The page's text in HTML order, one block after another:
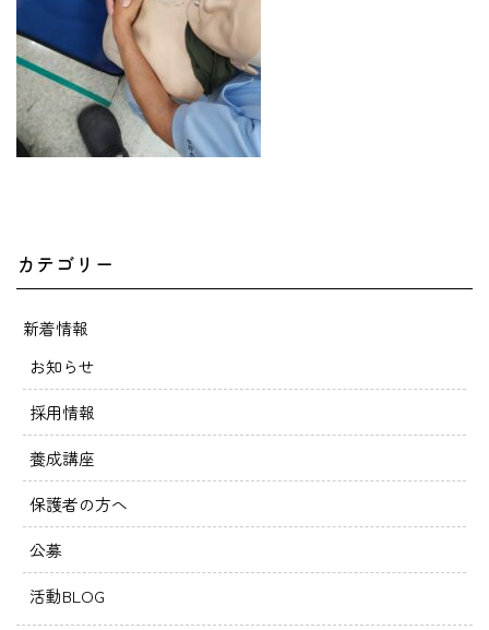
カテゴリー
新着情報
お知らせ
採用情報
養成講座
保護者の方へ
公募
活動BLOG